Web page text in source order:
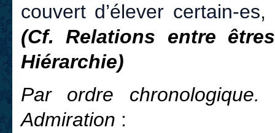
couvert d’élever certain-
(Cf. Relations entre
Hiérarchie)
Par ordre
Admiration :